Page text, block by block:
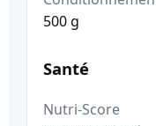
500 g
Santé
Nutri-Score